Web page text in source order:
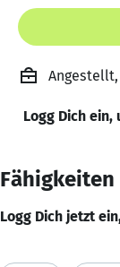
Angestellt,
Logg Dich ein,
Logg Dich jetzt